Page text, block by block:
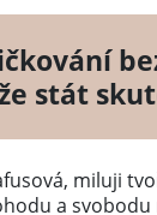
stát
miluji
a svobodu